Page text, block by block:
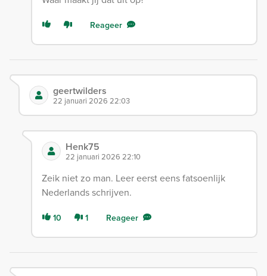
Reageer
geertwilders
22 januari 2026 22:03
Henk75
22 januari 2026 22:10
Zeik niet zo man. Leer eerst eens fatsoenlijk
Nederlands schrijven.
10 1 Reageer